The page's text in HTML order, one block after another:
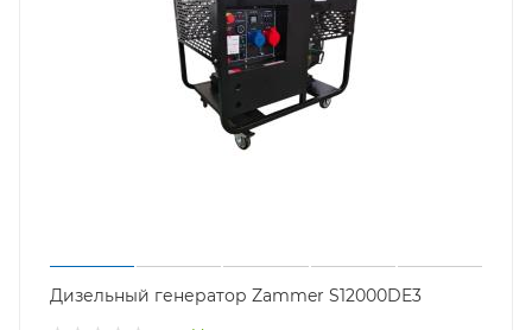
Дизельный генератор Zammer S12000DE3